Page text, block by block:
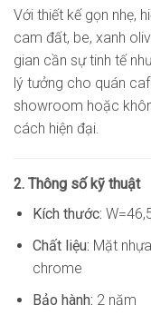
Với thiết kế gọn nhẹ,
cam đất, be, xanh
gian cần sự tinh tế
lý tưởng cho quán
showroom hoặc
cách hiện đại.
2. Thông số kỹ thuật
Kích thước:
Chất liệu: Mặt
chrome
Bảo hành: 2 năm